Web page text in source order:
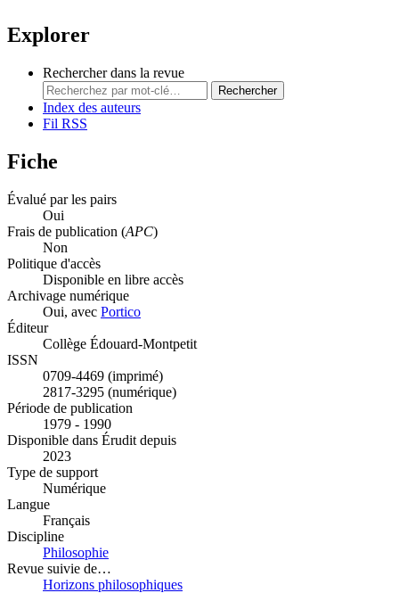
Explorer
Rechercher dans la revue
Rechercher
Index des auteurs
Fil RSS
Fiche
Évalué par les pairs
Oui
Frais de publication (APC)
Non
Politique d'accès
Disponible en libre accès
Archivage numérique
Oui, avec Portico
Éditeur
Collège Édouard-Montpetit
ISSN
0709-4469 (imprimé)
2817-3295 (numérique)
Période de publication
1979 - 1990
Disponible dans Érudit depuis
2023
Type de support
Numérique
Langue
Français
Discipline
Philosophie
Revue suivie de…
Horizons philosophiques